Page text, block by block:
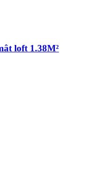
loft 1.38M²